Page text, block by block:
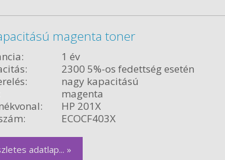
magenta toner
1 év
2300 5%-os fedettség esetén
nagy kapacitású
magenta
HP 201X
ECOCF403X
adatlap... »